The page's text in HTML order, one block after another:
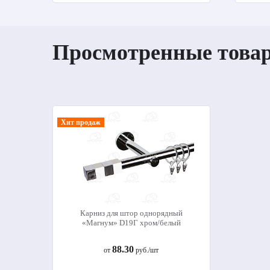
Просмотренные
Хит продаж
Карниз для штор однорядный
«Магнум» D19Г хром/белый
от88.30 руб./шт